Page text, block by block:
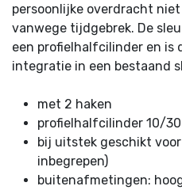
persoonlijke overdracht
vanwege tijdgebrek. De
een profielhalfcilinder en is
integratie in een bestaand
met 2 haken
profielhalfcilinder 10/
bij uitstek geschikt
inbegrepen)
buitenafmetingen: